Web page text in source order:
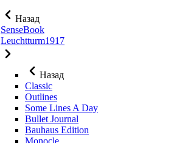
Назад
SenseBook
Leuchtturm1917
Назад
Classic
Outlines
Some Lines A Day
Bullet Journal
Bauhaus Edition